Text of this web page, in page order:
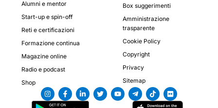
Alumni e mentor
Start-up e spin-off
Reti e certificazioni
Formazione continua
Magazine online
Radio e podcast
Shop
Box suggerimenti
Amministrazione
trasparente
Cookie Policy
Copyright
Privacy
Sitemap